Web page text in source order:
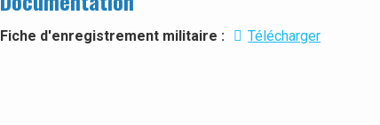
Fiche d'enregistrement militaire : Télécharger